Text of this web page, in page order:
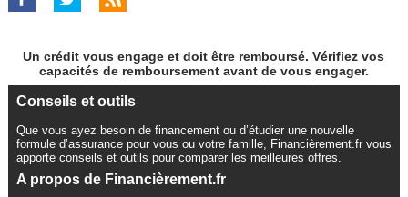
Un crédit vous engage et doit être remboursé. Vérifiez vos
capacités de remboursement avant de vous engager.
Conseils et outils
Que vous ayez besoin de financement ou d’étudier une nouvelle
formule d’assurance pour vous ou votre famille, Financièrement.fr vous
apporte conseils et outils pour comparer les meilleures offres.
A propos de Financièrement.fr